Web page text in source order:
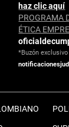
haz clic aquí
PROGRAMA
ÉTICA
*Buzón